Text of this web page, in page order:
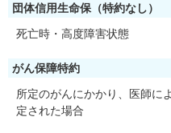
団体信用生命保（特約なし）
死亡時・高度障害状態
がん保障特約
所定のがんにかかり、医師に
定された場合